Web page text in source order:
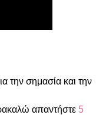
την σημασία και την
απαντήστε 5